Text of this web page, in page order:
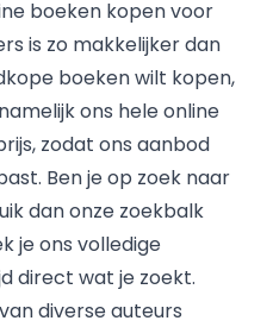
boeken kopen voor
is zo makkelijker dan
boeken wilt kopen,
ons hele online
zodat ons aanbod
Ben je op zoek naar
dan onze zoekbalk
je ons volledige
direct wat je zoekt.
diverse auteurs